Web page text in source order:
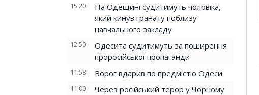
15:20
На Одещині судитимуть чоловіка,
який кинув гранату поблизу
навчального закладу
12:50
Одесита судитимуть за поширення
проросійської пропаганди
11:58 Ворог вдарив по предмістю Одеси
11:00
Через російський терор у Чорному